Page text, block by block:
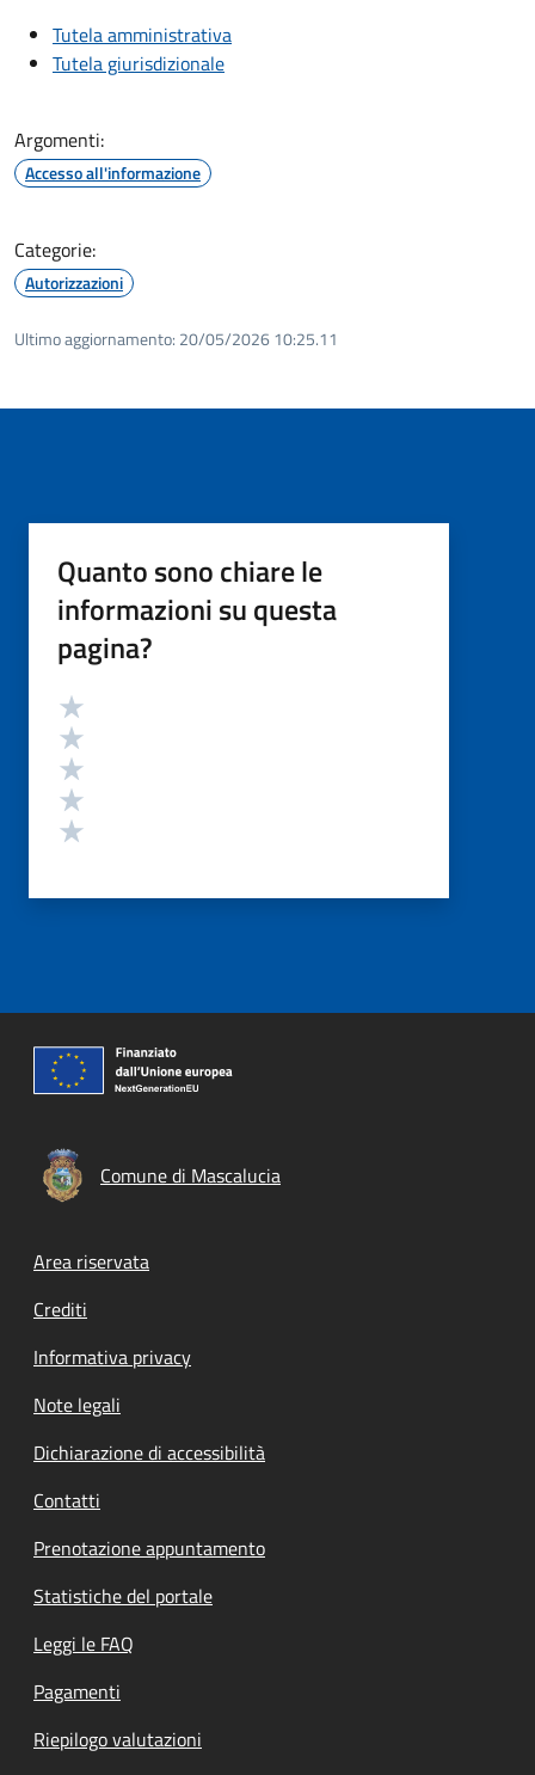
Tutela amministrativa
Tutela giurisdizionale
Argomenti:
Accesso all'informazione
Categorie:
Autorizzazioni
Ultimo aggiornamento: 20/05/2026 10:25.11
Quanto sono chiare le
informazioni su questa
pagina?
Valutazione
Comune di Mascalucia
Footer menu
Area riservata
Crediti
Informativa privacy
Note legali
Dichiarazione di accessibilità
Contatti
Prenotazione appuntamento
Statistiche del portale
Leggi le FAQ
Pagamenti
Riepilogo valutazioni